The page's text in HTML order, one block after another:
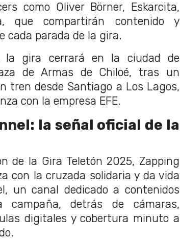
como Oliver Börner, Eskarcita,
que compartirán contenido y
cada parada de la gira.
la gira cerrará en la ciudad de
de Armas de Chiloé, tras un
tren desde Santiago a Los Lagos,
con la empresa EFE.
la señal oficial de la
de la Gira Teletón 2025, Zapping
con la cruzada solidaria y da vida
un canal dedicado a contenidos
campaña, detrás de cámaras,
digitales y cobertura minuto a